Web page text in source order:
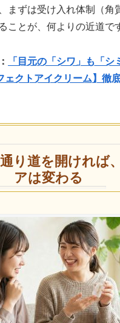
まずは受け入れ体制（角
ことが、何よりの近道で
「目元の「シワ」も「
クトアイクリーム】徹底
り道を開ければ
アは変わる